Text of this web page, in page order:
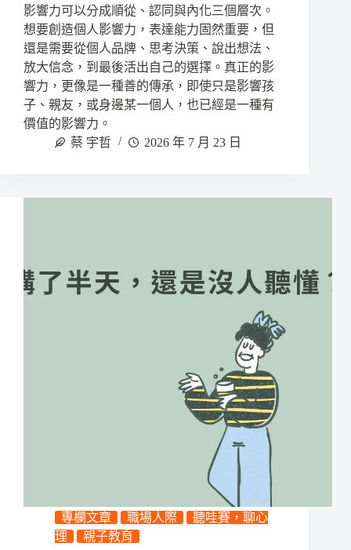
影響力可以分成順從、認同與內化三個層次。
想要創造個人影響力，表達能力固然重要，但
還是需要從個人品牌、思考決策、說出想法、
放大信念，到最後活出自己的選擇。真正的影
響力，更像是一種善的傳承，即使只是影響孩
子、親友，或身邊某一個人，也已經是一種有
價值的影響力。
蔡 宇哲
2026 年 7 月 23 日
專欄文章 職場人際
聽哇賽，聊心
理
親子教育